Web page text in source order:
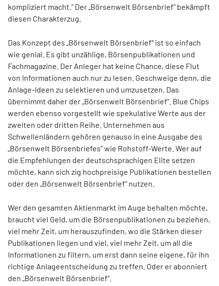
kompliziert macht." Der „Börsenwelt Börsenbrief“ bekämpft
diesen Charakterzug.
Das Konzept des „Börsenwelt Börsenbrief“ ist so einfach
wie genial. Es gibt unzählige, Börsenpublikationen und
Fachmagazine. Der Anleger hat keine Chance, diese Flut
von Informationen auch nur zu lesen. Geschweige denn, die
Anlage-Ideen zu selektieren und umzusetzen. Das
übernimmt daher der „Börsenwelt Börsenbrief“. Blue Chips
werden ebenso vorgestellt wie spekulative Werte aus der
zweiten oder dritten Reihe. Unternehmen aus
Schwellenländern gehören genauso in eine Ausgabe des
„Börsenwelt Börsenbriefes“ wie Rohstoff-Werte. Wer auf
die Empfehlungen der deutschsprachigen Elite setzen
möchte, kann sich zig hochpreisige Publikationen bestellen
oder den „Börsenwelt Börsenbrief“ nutzen.
Wer den gesamten Aktienmarkt im Auge behalten möchte,
braucht viel Geld, um die Börsenpublikationen zu beziehen,
viel mehr Zeit, um herauszufinden, wo die Stärken dieser
Publikationen liegen und viel, viel mehr Zeit, um all die
Informationen zu filtern, um erst dann seine eigene, für ihn
richtige Anlageentscheidung zu treffen. Oder er abonniert
den „Börsenwelt Börsenbrief“.